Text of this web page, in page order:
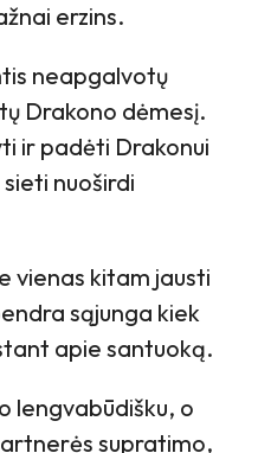
erzins.
neapgalvotų
Drakono dėmesį.
ir padėti Drakonui
nuoširdi
vienas kitam jausti
sąjunga kiek
apie santuoką.
lengvabūdišku, o
supratimo,